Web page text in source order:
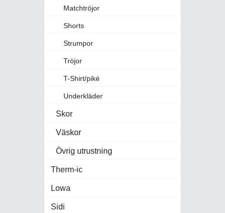
Matchtröjor
Shorts
Strumpor
Tröjor
T-Shirt/piké
Underkläder
Skor
Väskor
Övrig utrustning
Therm-ic
Lowa
Sidi